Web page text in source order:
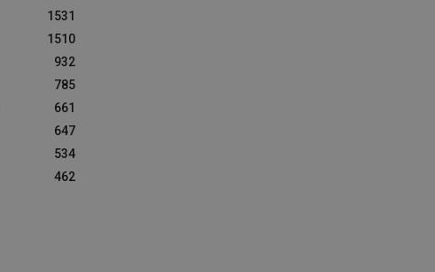
1531
1510
932
785
661
647
534
462